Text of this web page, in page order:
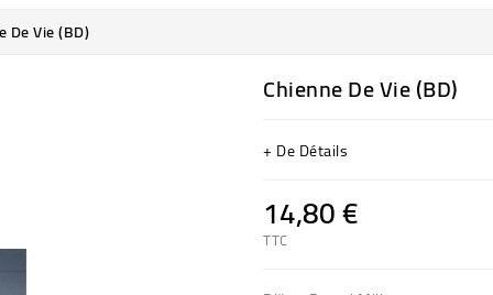
De Vie (BD)
Chienne De Vie (BD)
+ De Détails
14,80 €
TTC